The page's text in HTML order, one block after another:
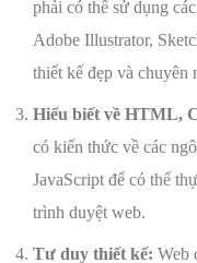
phải có thể sử dụng
Adobe Illustrator,
thiết kế đẹp và chuyên
Hiểu biết về HTML,
có kiến thức về các
JavaScript để có thể
trình duyệt web.
Tư duy thiết kế: Web